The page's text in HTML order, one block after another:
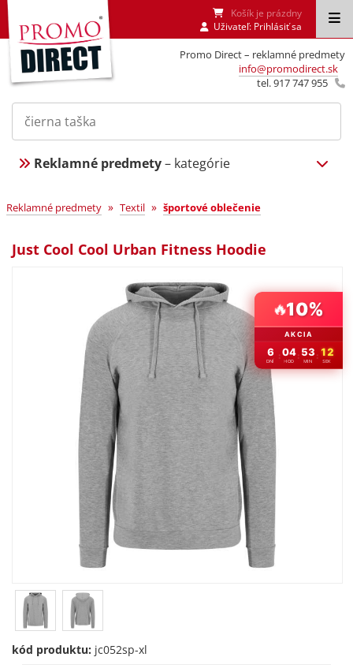
Promo Direct – reklamné predmety
info@promodirect.sk
tel. 917 747 955
Košík je prázdny
Uživateľ: Prihlásiť sa
Reklamné predmety– kategórie
Reklamné predmety » Textil » športové oblečenie
Just Cool Cool Urban Fitness Hoodie
🔥10%
AKCIA
6
DNÍ
:04
HOD
: 53
MIN
: 11
SEK
kód produktu: jc052sp-xl